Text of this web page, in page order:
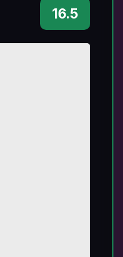
16.5